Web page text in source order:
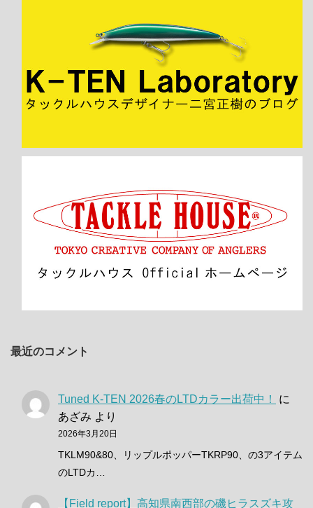
最近のコメント
Tuned K-TEN 2026春のLTDカラー出荷中！
に
あざみ より
2026年3月20日
TKLM90&80、リップルポッパーTKRP90、の3アイテム
のLTDカ…
【Field report】高知県南西部の磯ヒラスズキ攻